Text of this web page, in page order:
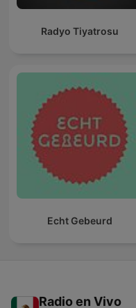
Radyo Tiyatrosu
Echt Gebeurd
Radio en Vivo